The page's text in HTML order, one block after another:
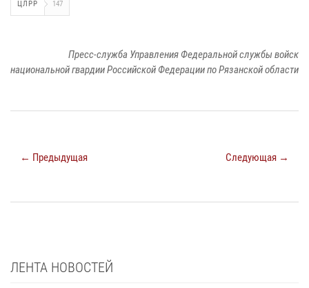
ЦЛРР 147
Пресс-служба Управления Федеральной службы войск
национальной гвардии Российской Федерации по Рязанской области
← Предыдущая Следующая →
ЛЕНТА НОВОСТЕЙ